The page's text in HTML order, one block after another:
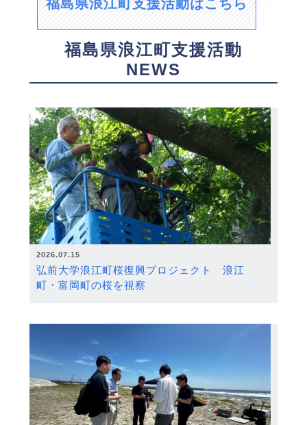
福島県浪江町支援活動はこちら
福島県浪江町支援活動
NEWS
2026.07.15
弘前大学浪江町桜復興プロジェクト 浪江
町・富岡町の桜を視察